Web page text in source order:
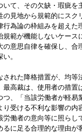
て、その欠缺・瑕疵を
見地から規範的にスク
為論の枠組みを超えた
範が機能しないケース
意思自律を確保し、合
。
れた降格措置が、均等
高裁は、使用者の措置
、「当該労働者が軽易
受ける不利な影響の内
働者の意向等に照らし
に足る合理的な理由が